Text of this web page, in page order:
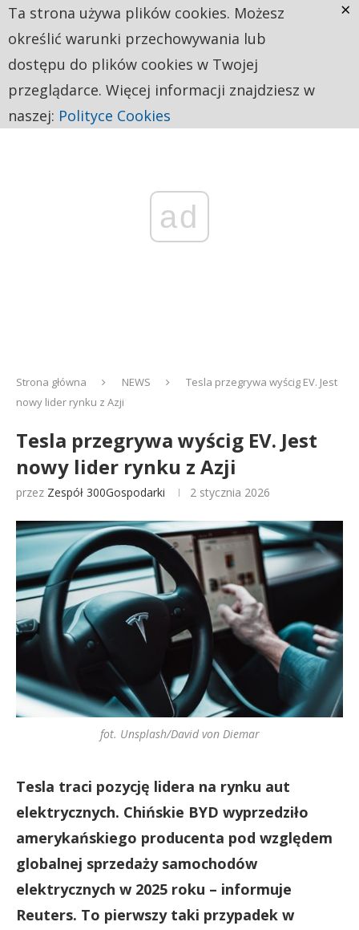
ad
Strona główna NEWS
Tesla przegrywa wyścig EV. Jest
nowy lider rynku z Azji
Tesla przegrywa wyścig EV. Jest
nowy lider rynku z Azji
przez Zespół 300Gospodarki 2 stycznia 2026
fot. Unsplash/David von Diemar
Tesla traci pozycję lidera na rynku aut
elektrycznych. Chińskie BYD wyprzedziło
amerykańskiego producenta pod względem
globalnej sprzedaży samochodów
elektrycznych w 2025 roku – informuje
Reuters. To pierwszy taki przypadek w
Ta strona używa plików cookies. Możesz
określić warunki przechowywania lub
dostępu do plików cookies w Twojej
przeglądarce. Więcej informacji znajdziesz w
naszej: Polityce Cookies
×